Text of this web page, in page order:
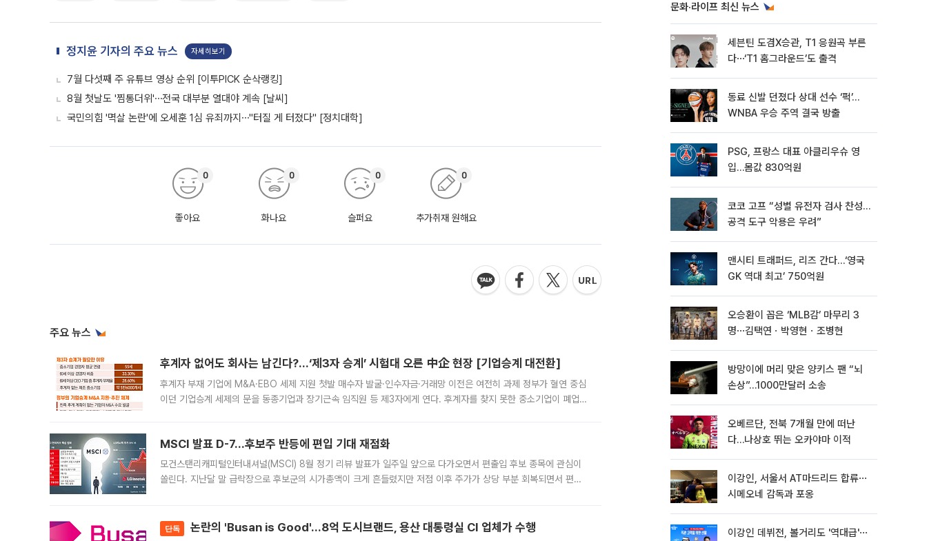
정지윤 기자의 주요 뉴스 자세히보기
7월 다섯째 주 유튜브 영상 순위 [이투PICK 순삭랭킹]
8월 첫날도 '찜통더위'⋯전국 대부분 열대야 계속 [날씨]
국민의힘 '멱살 논란'에 오세훈 1심 유죄까지⋯"터질 게 터졌다" [정치대학]
좋아요
0
화나요
0
슬퍼요
0
추가취재 원해요
0
주요 뉴스
후계자 없어도 회사는 남긴다?…‘제3자 승계’ 시험대 오른 中企 현장 [기업승계 대전환]
후계자 부재 기업에 M&A·EBO 세제 지원 첫발 매수자 발굴·인수자금·거래망 이전은 여전히 과제 정부가 혈연 중심
이던 기업승계 세제의 문을 동종기업과 장기근속 임직원 등 제3자에게 연다. 후계자를 찾지 못한 중소기업이 폐업
MSCI 발표 D-7…후보주 반등에 편입 기대 재점화
모건스탠리캐피털인터내셔널(MSCI) 8월 정기 리뷰 발표가 일주일 앞으로 다가오면서 편출입 후보 종목에 관심이
쏠린다. 지난달 말 급락장으로 후보군의 시가총액이 크게 흔들렸지만 저점 이후 주가가 상당 부분 회복되면서 편입
단독 논란의 'Busan is Good'…8억 도시브랜드, 용산 대통령실 CI 업체가 수행
문화·라이프 최신 뉴스
세븐틴 도겸X승관, T1 응원곡 부른
다⋯‘T1 홈그라운드’도 출격
동료 신발 던졌다 상대 선수 ‘퍽’…
WNBA 우승 주역 결국 방출
PSG, 프랑스 대표 아클리우슈 영
입…몸값 830억원
코코 고프 “성별 유전자 검사 찬성…
공격 도구 악용은 우려”
맨시티 트래퍼드, 리즈 간다…‘영국
GK 역대 최고’ 750억원
오승환이 꼽은 ‘MLB감’ 마무리 3
명⋯김택연ㆍ박영현ㆍ조병현
방망이에 머리 맞은 양키스 팬 “뇌
손상”…1000만달러 소송
오베르단, 전북 7개월 만에 떠난
다…나상호 뛰는 오카야마 이적
이강인, 서울서 AT마드리드 합류⋯
시메오네 감독과 포옹
이강인 데뷔전, 볼거리도 '역대급'⋯